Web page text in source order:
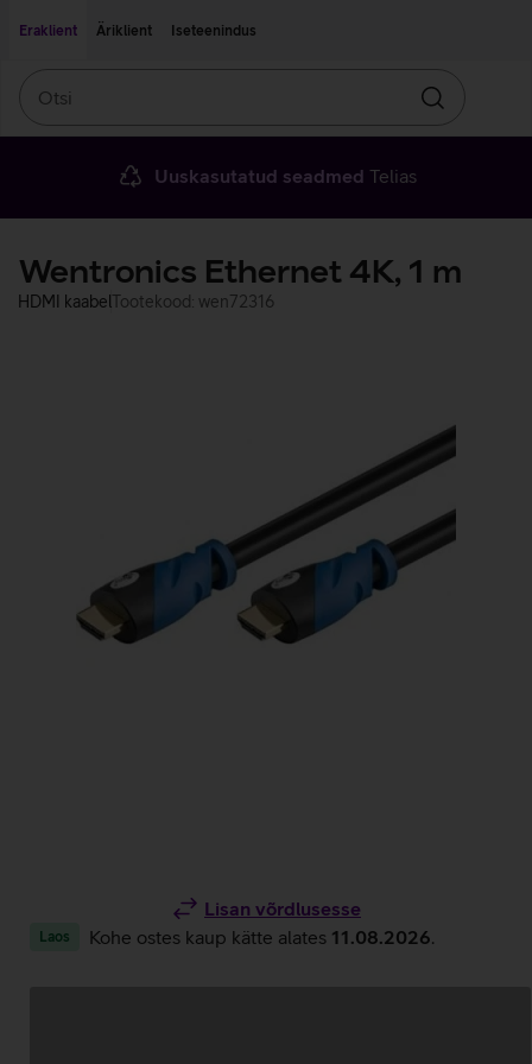
Eraklient
Äriklient Iseteenindus
Otsin
Uuskasutatud seadmed Telias
Wentronics Ethernet 4K, 1 m
HDMI kaabel Tootekood: wen72316
Lisan võrdlusesse
Laos Kohe ostes kaup kätte alates 11.08.2026